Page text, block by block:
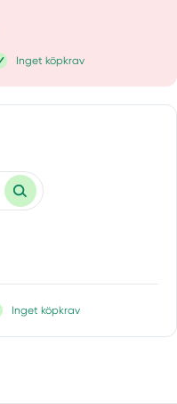
Inget köpkrav
Inget köpkrav